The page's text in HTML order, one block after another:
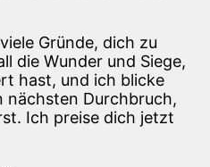
Gründe, dich zu
die Wunder und Siege,
hast, und ich blicke
nächsten Durchbruch,
Ich preise dich jetzt